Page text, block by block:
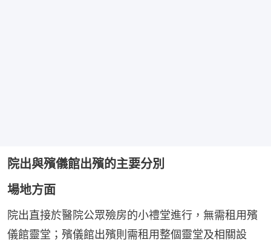
院出與殯儀館出殯的主要分別
場地方面
院出直接於醫院公眾殮房的小禮堂進行，無需租用殯
儀館靈堂；殯儀館出殯則需租用整個靈堂及相關設